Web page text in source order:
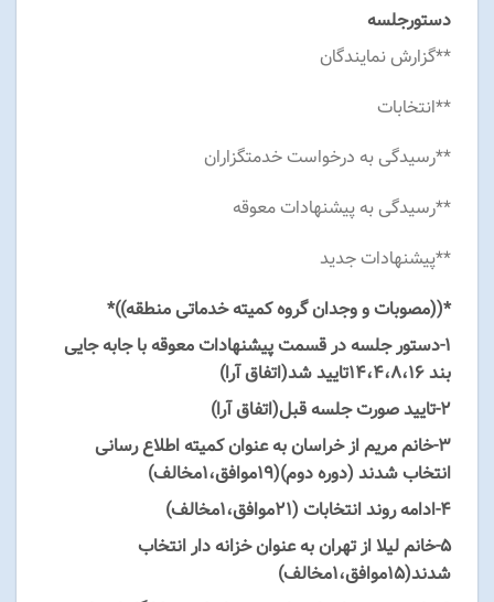
دستورجلسه
**گزارش نمایندگان
**انتخابات
**رسیدگی به درخواست خدمتگزاران
**رسیدگی به پیشنهادات معوقه
**پیشنهادات جدید
*((مصوبات و وجدان گروه کمیته خدماتی منطقه))*
۱-دستور جلسه در قسمت پیشنهادات معوقه با جابه جایی
بند ۱۴،۴،۸،16تایید شد(اتفاق آرا)
۲-تایید صورت جلسه قبل(اتفاق آرا)
۳-خانم مریم از خراسان به عنوان کمیته اطلاع رسانی
انتخاب شدند (دوره دوم)(19موافق،1مخالف)
۴-ادامه روند انتخابات (21موافق،1مخالف)
۵-خانم لیلا از تهران به عنوان خزانه دار انتخاب
شدند(15موافق،1مخالف)